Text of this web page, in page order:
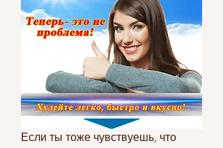
Если ты тоже чувствуешь, что